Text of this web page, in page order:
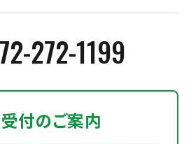
272-1199
付のご案内